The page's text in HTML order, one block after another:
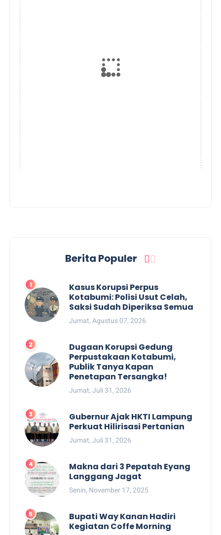
Berita Populer
Kasus Korupsi Perpus
Kotabumi: Polisi Usut Celah,
Saksi Sudah Diperiksa Semua
Jumat, Agustus 07, 2026
Dugaan Korupsi Gedung
Perpustakaan Kotabumi,
Publik Tanya Kapan
Penetapan Tersangka!
Jumat, Juli 31, 2026
Gubernur Ajak HKTI Lampung
Perkuat Hilirisasi Pertanian
Jumat, Juli 31, 2026
Makna dari 3 Pepatah Eyang
Langgang Jagat
Senin, November 17, 2025
Bupati Way Kanan Hadiri
Kegiatan Coffe Morning